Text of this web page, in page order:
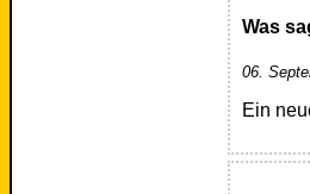
Was
06.
Ein